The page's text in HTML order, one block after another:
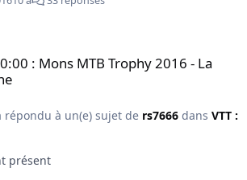
: Mons MTB Trophy 2016 - La
à un(e) sujet de rs7666dans VTT :
présent